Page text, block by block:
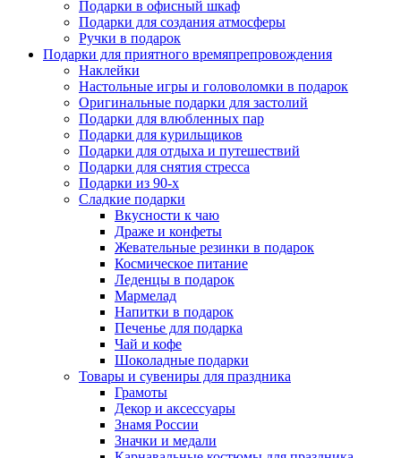
Подарки в офисный шкаф
Подарки для создания атмосферы
Ручки в подарок
Подарки для приятного времяпрепровождения
Наклейки
Настольные игры и головоломки в подарок
Оригинальные подарки для застолий
Подарки для влюбленных пар
Подарки для курильщиков
Подарки для отдыха и путешествий
Подарки для снятия стресса
Подарки из 90-х
Сладкие подарки
Вкусности к чаю
Драже и конфеты
Жевательные резинки в подарок
Космическое питание
Леденцы в подарок
Мармелад
Напитки в подарок
Печенье для подарка
Чай и кофе
Шоколадные подарки
Товары и сувениры для праздника
Грамоты
Декор и аксессуары
Знамя России
Значки и медали